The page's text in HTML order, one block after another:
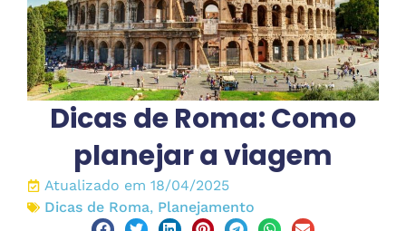
Dicas de Roma: Como
planejar a viagem
Atualizado em 18/04/2025
Dicas de Roma, Planejamento